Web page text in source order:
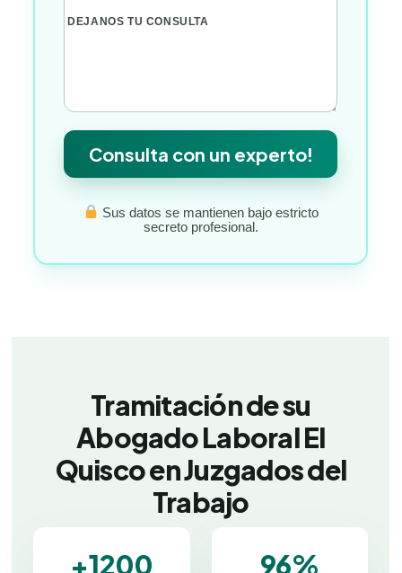
DEJANOS TU CONSULTA
Consulta con un experto!
Sus datos se mantienen bajo estricto
secreto profesional.
Tramitación de su
Abogado Laboral El
Quisco en Juzgados del
Trabajo
+1200
96%